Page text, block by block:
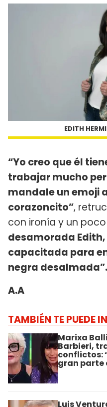
EDITH
“Yo creo que él
trabajar mucho
mandale un emoji
corazoncito”,
con ironía y un
desamorada
capacitada para
negra desalmada”.
A.A
TAMBIÉN TE PUEDE
Marixa
Barbieri,
conflictos:
gran parte
Luis